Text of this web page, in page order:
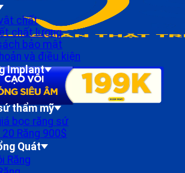
chất
chất lượng
bảo mật
và điều kiện
Implant
implant Đơn lẻ
Implant Toàn Hàm
thẩm mỹ
bọc răng sứ
Răng 900$
Quát
Răng